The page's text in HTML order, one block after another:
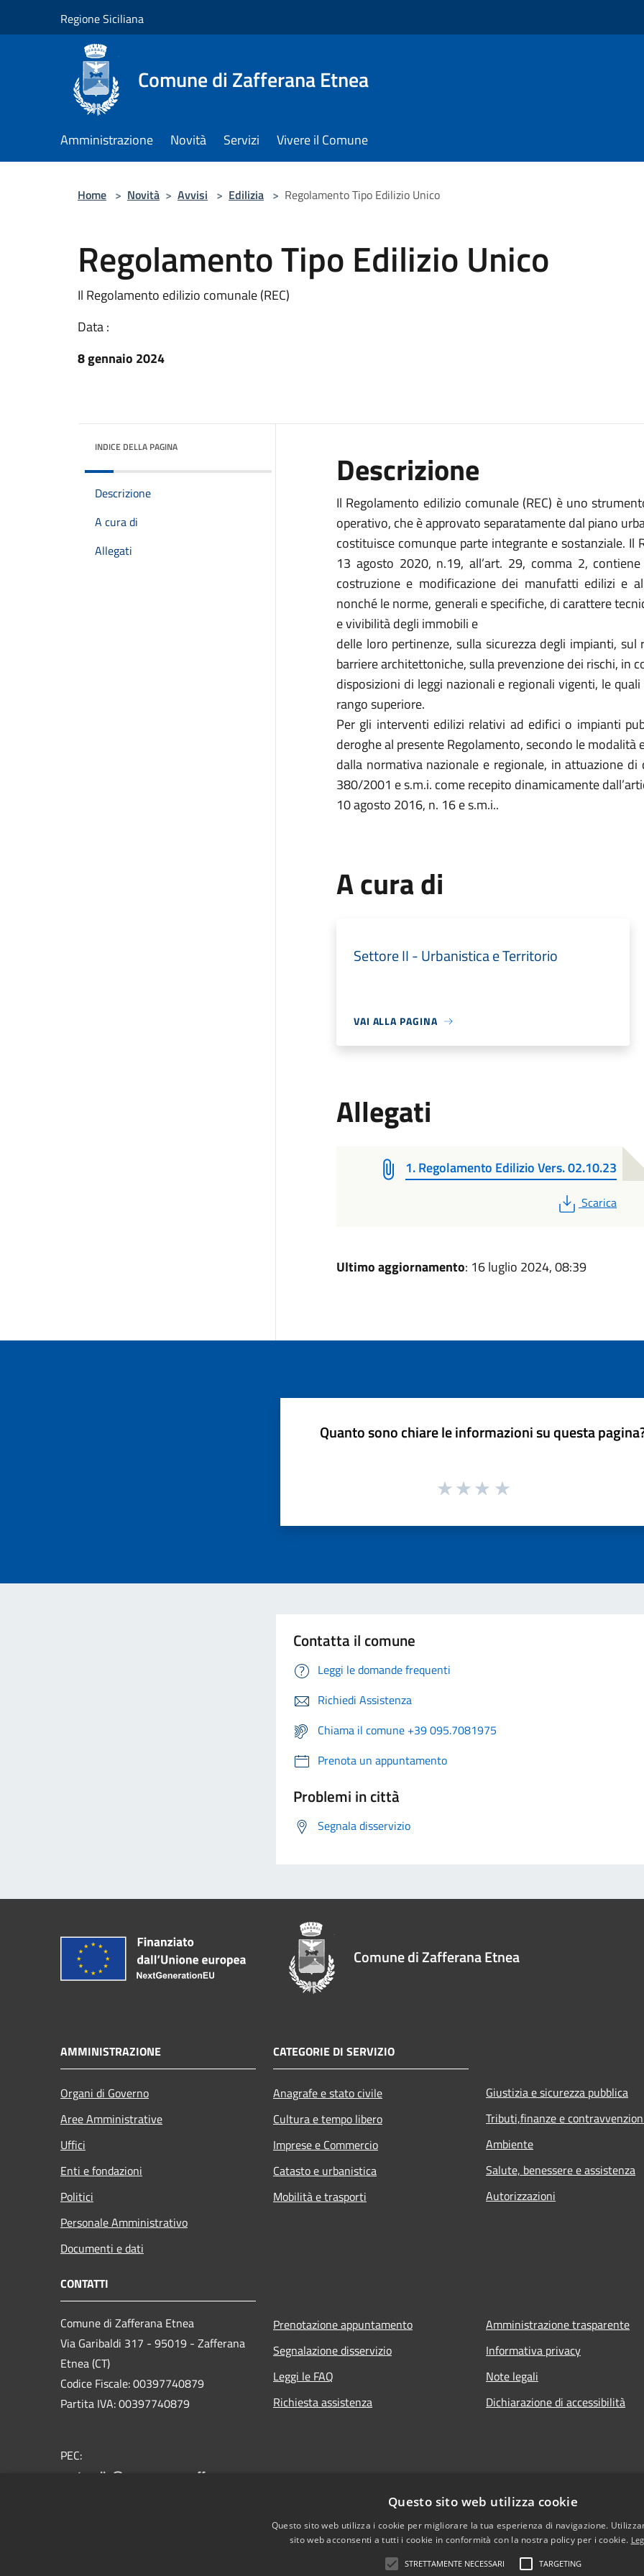
Regione Siciliana
Comune di Zafferana Etnea
Amministrazione Novità Servizi Vivere il Comune
Home > Novità > Avvisi > Edilizia > Regolamento Tipo Edilizio Unico
Regolamento Tipo Edilizio Unico
Il Regolamento edilizio comunale (REC)
Data :
8 gennaio 2024
INDICE DELLA PAGINA
Descrizione
A cura di
Allegati
Descrizione
Il Regolamento edilizio comunale (REC) è uno
operativo, che è approvato separatamente dal piano
costituisce comunque parte integrante e sostanziale. Il
13 agosto 2020, n.19, all’art. 29, comma 2,
costruzione e modificazione dei manufatti edilizi e
nonché le norme, generali e specifiche, di carattere
e vivibilità degli immobili e
delle loro pertinenze, sulla sicurezza degli impianti,
barriere architettoniche, sulla prevenzione dei rischi, in
disposizioni di leggi nazionali e regionali vigenti, le
rango superiore.
Per gli interventi edilizi relativi ad edifici o impianti
deroghe al presente Regolamento, secondo le modalità
dalla normativa nazionale e regionale, in attuazione
380/2001 e s.m.i. come recepito dinamicamente
10 agosto 2016, n. 16 e s.m.i..
A cura di
Settore II - Urbanistica e Territorio
VAI ALLA PAGINA
Allegati
1. Regolamento Edilizio Vers. 02.10.23
PDF
Scarica
Ultimo aggiornamento: 16 luglio 2024, 08:39
Quanto sono chiare le informazioni su questa
Contatta il comune
Leggi le domande frequenti
Richiedi Assistenza
Chiama il comune +39 095.7081975
Prenota un appuntamento
Problemi in città
Segnala disservizio
Comune di Zafferana Etnea
AMMINISTRAZIONE
Organi di Governo
Aree Amministrative
Uffici
Enti e fondazioni
Politici
Personale Amministrativo
Documenti e dati
CATEGORIE DI SERVIZIO
Anagrafe e stato civile
Cultura e tempo libero
Imprese e Commercio
Catasto e urbanistica
Mobilità e trasporti
Giustizia e sicurezza pubblica
Tributi,finanze e
Ambiente
Salute, benessere e assistenza
Autorizzazioni
CONTATTI
Comune di Zafferana Etnea
Via Garibaldi 317 - 95019 - Zafferana
Etnea (CT)
Codice Fiscale: 00397740879
Partita IVA: 00397740879
PEC:
protocollo@pec.comune.zafferana-
Prenotazione appuntamento
Segnalazione disservizio
Leggi le FAQ
Richiesta assistenza
Amministrazione trasparente
Informativa privacy
Note legali
Dichiarazione di accessibilità
Questo sito web utilizza cookie
Questo sito web utilizza i cookie per migliorare la tua esperienza di navigazione.
sito web acconsenti a tutti i cookie in conformità con la nostra policy per i cookie.
STRETTAMENTE NECESSARI TARGETING